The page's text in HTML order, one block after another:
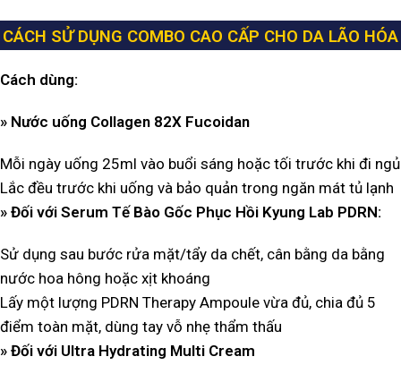
CÁCH SỬ DỤNG COMBO CAO CẤP CHO DA LÃO HÓA
Cách dùng:
» Nước uống Collagen 82X Fucoidan
Mỗi ngày uống 25ml vào buổi sáng hoặc tối trước khi đi ngủ
Lắc đều trước khi uống và bảo quản trong ngăn mát tủ lạnh
» Đối với Serum Tế Bào Gốc Phục Hồi Kyung Lab PDRN:
Sử dụng sau bước rửa mặt/tẩy da chết, cân bằng da bằng
nước hoa hông hoặc xịt khoáng
Lấy một lượng PDRN Therapy Ampoule vừa đủ, chia đủ 5
điểm toàn mặt, dùng tay vỗ nhẹ thẩm thấu
» Đối với Ultra Hydrating Multi Cream